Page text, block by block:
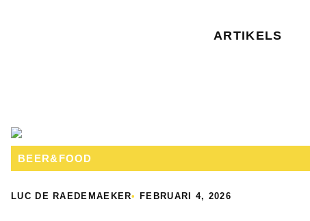
ARTIKELS
BEER&FOOD
LUC DE RAEDEMAEKER• FEBRUARI 4, 2026